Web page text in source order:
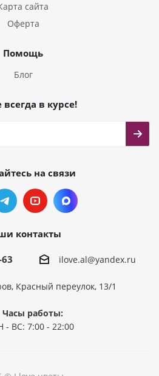
сайта
Оферта
Помощь
Блог
всегда в курсе!
на связи
контакты
ilove.al@yandex.ru
Красный переулок, 13/1
Часы работы:
- ВС: 7:00 - 22:00